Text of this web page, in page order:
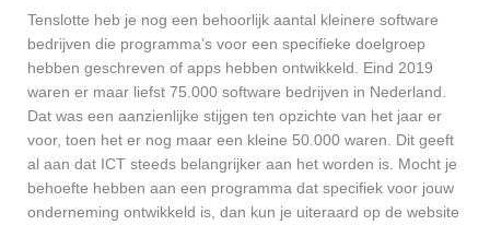
Tenslotte heb je nog een behoorlijk aantal kleinere software
bedrijven die programma’s voor een specifieke doelgroep
hebben geschreven of apps hebben ontwikkeld. Eind 2019
waren er maar liefst 75.000 software bedrijven in Nederland.
Dat was een aanzienlijke stijgen ten opzichte van het jaar er
voor, toen het er nog maar een kleine 50.000 waren. Dit geeft
al aan dat ICT steeds belangrijker aan het worden is. Mocht je
behoefte hebben aan een programma dat specifiek voor jouw
onderneming ontwikkeld is, dan kun je uiteraard op de website